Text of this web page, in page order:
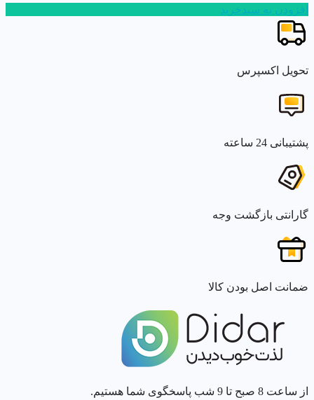
افزودن به سبدخرید
تحویل اکسپرس
پشتیبانی 24 ساعته
گارانتی بازگشت وجه
ضمانت اصل بودن کالا
از ساعت 8 صبح تا 9 شب پاسخگوی شما هستیم.